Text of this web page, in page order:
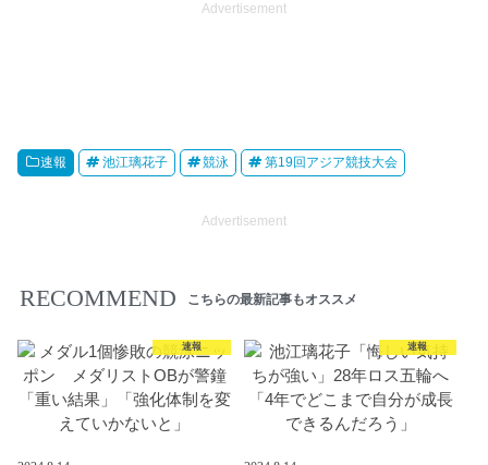
Advertisement
速報 池江璃花子 競泳 第19回アジア競技大会
Advertisement
RECOMMEND こちらの最新記事もオススメ
速報 速報